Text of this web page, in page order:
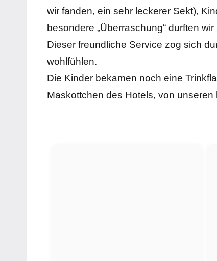
wir fanden, ein sehr leckerer Sekt),
besondere „Überraschung“ durften
Dieser freundliche Service zog sich
wohlfühlen.
Die Kinder bekamen noch eine
Maskottchen des Hotels, von unseren